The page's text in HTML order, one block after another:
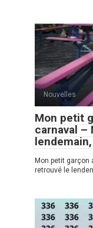
Nouvelles
Mon petit
carnaval –
Mon petit garçon
retrouvé le